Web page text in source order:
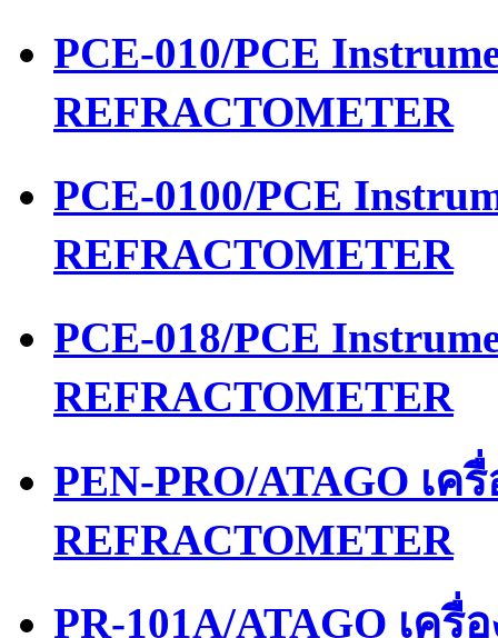
PCE-010/PCE
REFRACTOMETER
PCE-0100/PCE
REFRACTOMETER
PCE-018/PCE
REFRACTOMETER
PEN-PRO/ATAGO เ
REFRACTOMETER
PR-101A/ATAGO เค